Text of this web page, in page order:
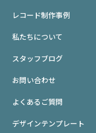
レコード制作事例
私たちについて
スタッフブログ
お問い合わせ
よくあるご質問
デザインテンプレート